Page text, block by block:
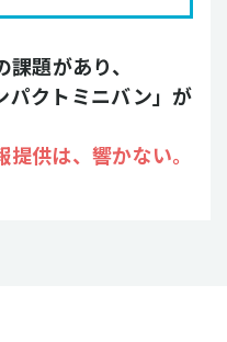
題があり、
パクトミニバン」が
供は、響かない。